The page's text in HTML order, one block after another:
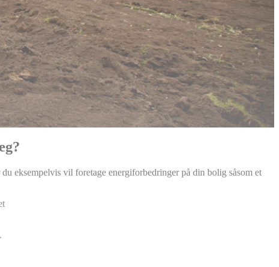
eksempelvis vil foretage energiforbedringer på din bolig såsom et